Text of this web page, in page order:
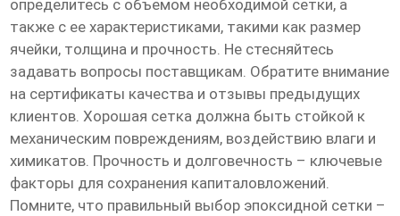
определитесь с объемом необходимой сетки, а
также с ее характеристиками, такими как размер
ячейки, толщина и прочность. Не стесняйтесь
задавать вопросы поставщикам. Обратите внимание
на сертификаты качества и отзывы предыдущих
клиентов. Хорошая сетка должна быть стойкой к
механическим повреждениям, воздействию влаги и
химикатов. Прочность и долговечность – ключевые
факторы для сохранения капиталовложений.
Помните, что правильный выбор эпоксидной сетки –